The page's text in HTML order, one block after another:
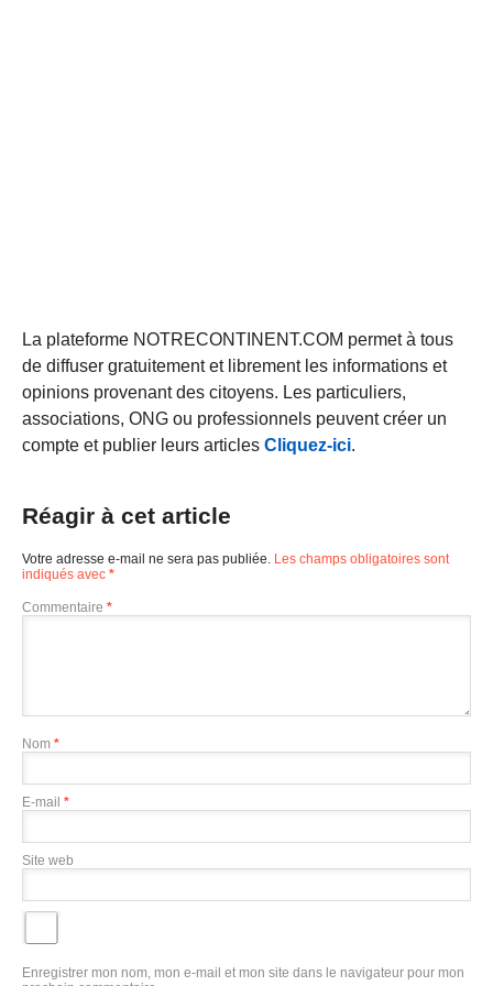
La plateforme NOTRECONTINENT.COM permet à tous
de diffuser gratuitement et librement les informations et
opinions provenant des citoyens. Les particuliers,
associations, ONG ou professionnels peuvent créer un
compte et publier leurs articles Cliquez-ici.
Réagir à cet article
Votre adresse e-mail ne sera pas publiée. Les champs obligatoires sont
indiqués avec *
Commentaire *
Nom *
E-mail *
Site web
Enregistrer mon nom, mon e-mail et mon site dans le navigateur pour mon